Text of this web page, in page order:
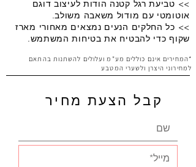
>> טביעת רגל קטנה הודות לעיצוב דוגם
אוטומטי עם מודול משאבה משולב.
>> כל החלקים הנעים נמצאים מאחורי מארז
שקוף כדי להבטיח את בטיחות המשתמש.
*המחירים אינם כוללים מע"מ ועלולים להשתנות בהתאם
למחירוני היצרן ולשערי המטבע
קבל הצעת מחיר